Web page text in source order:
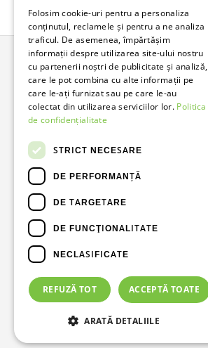
Înapoi în sus
Bunzl Romania
Soluții complete pentru afacerea ta.
FacebookLinkedIn
Link-uri utile
Newsletter
Metode de plată acceptate
Bunzl Romania.
Folosim cookie-uri pentru a personaliza
conținutul, reclamele și pentru a ne analiza
traficul. De asemenea, împărtășim
informații despre utilizarea site-ului nostru
cu partenerii noștri de publicitate și analiză,
care le pot combina cu alte informații pe
care le-ați furnizat sau pe care le-au
colectat din utilizarea serviciilor lor. Politica
de confidențialitate
STRICT NECESARE
DE PERFORMANȚĂ
DE TARGETARE
DE FUNCŢIONALITATE
NECLASIFICATE
ACCEPTĂ TOATE
REFUZĂ TOT
ARATĂ DETALIILE